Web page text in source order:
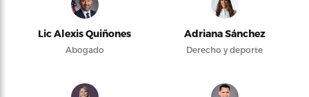
Lic Alexis Quiñones
Abogado
Adriana Sánchez
Derecho y deporte